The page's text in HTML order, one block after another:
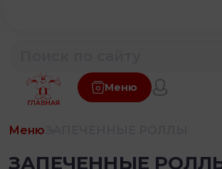
Меню
Меню
ЗАПЕЧЕННЫЕ